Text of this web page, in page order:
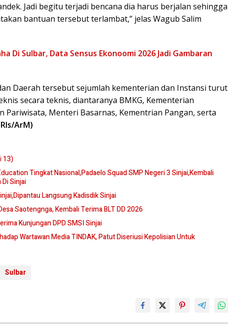
Jadi begitu terjadi bencana dia harus berjalan sehingga
bantuan tersebut terlambat,” jelas Wagub Salim
Di Sulbar, Data Sensus Ekonoomi 2026 Jadi Gambaran
Daerah tersebut sejumlah kementerian dan Instansi turut
secara teknis, diantaranya BMKG, Kementerian
Pariwisata, Menteri Basarnas, Kementrian Pangan, serta
ArM)
13)
Sinjai
Langsung Kadisdik Sinjai
Saotengnga, Kembali Terima BLT DD 2026
Kunjungan DPD SMSI Sinjai
Wartawan Media TINDAK, Patut Diseriusi Kepolisian Untuk
Sulbar